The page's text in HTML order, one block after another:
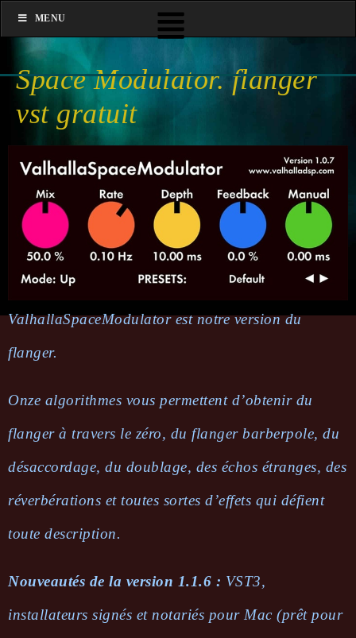
Space Modulator. flanger
vst gratuit
ValhallaSpaceModulator est notre version du
flanger.
Onze algorithmes vous permettent d’obtenir du
flanger à travers le zéro, du flanger barberpole, du
désaccordage, du doublage, des échos étranges, des
réverbérations et toutes sortes d’effets qui défient
toute description.
Nouveautés de la version 1.1.6 : VST3,
installateurs signés et notariés pour Mac (prêt pour
MENU